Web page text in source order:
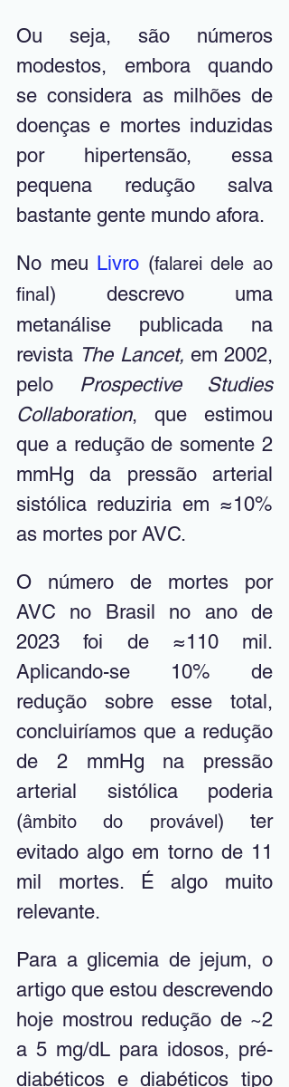
Ou seja, são números
modestos, embora quando
se considera as milhões de
doenças e mortes induzidas
por hipertensão, essa
pequena redução salva
bastante gente mundo afora.
No meu Livro (falarei dele ao
final) descrevo uma
metanálise publicada na
revista The Lancet, em 2002,
pelo Prospective Studies
Collaboration, que estimou
que a redução de somente 2
mmHg da pressão arterial
sistólica reduziria em ≈10%
as mortes por AVC.
O número de mortes por
AVC no Brasil no ano de
2023 foi de ≈110 mil.
Aplicando-se 10% de
redução sobre esse total,
concluiríamos que a redução
de 2 mmHg na pressão
arterial sistólica poderia
(âmbito do provável) ter
evitado algo em torno de 11
mil mortes. É algo muito
relevante.
Para a glicemia de jejum, o
artigo que estou descrevendo
hoje mostrou redução de ~2
a 5 mg/dL para idosos, pré-
diabéticos e diabéticos tipo